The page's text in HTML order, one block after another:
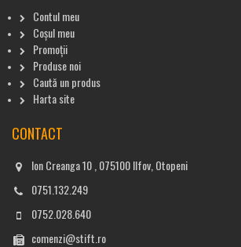
Contul meu
Coșul meu
Promoții
Produse noi
Caută un produs
Harta site
CONTACT
Ion Creanga 10 , 075100 Ilfov, Otopeni
0751.132.249
0752.028.640
comenzi@stift.ro